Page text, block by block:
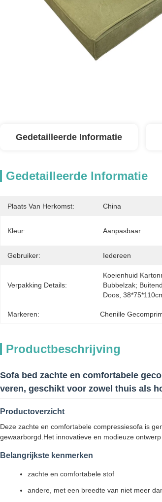
Gedetailleerde Informatie
Gedetailleerde Informatie
Plaats Van Herkomst: China
Kleur: Aanpasbaar
Gebruiker: Iedereen
Verpakking Details:
Koeienhuid
Bubbelzak;
Doos,
Markeren: Chenille
Productbeschrijving
Sofa bed zachte en comfortabele
veren, geschikt voor zowel thuis als
Productoverzicht
Deze zachte en comfortabele compressiesofa is
gewaarborgd.Het innovatieve en modieuze
Belangrijkste kenmerken
zachte en comfortabele stof
andere, met een breedte van niet meer